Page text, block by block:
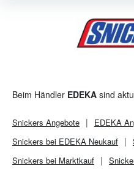
Beim Händler EDEKA sind
Snickers Angebote EDEKA
Snickers bei EDEKA Neukauf
Snickers bei Marktkauf